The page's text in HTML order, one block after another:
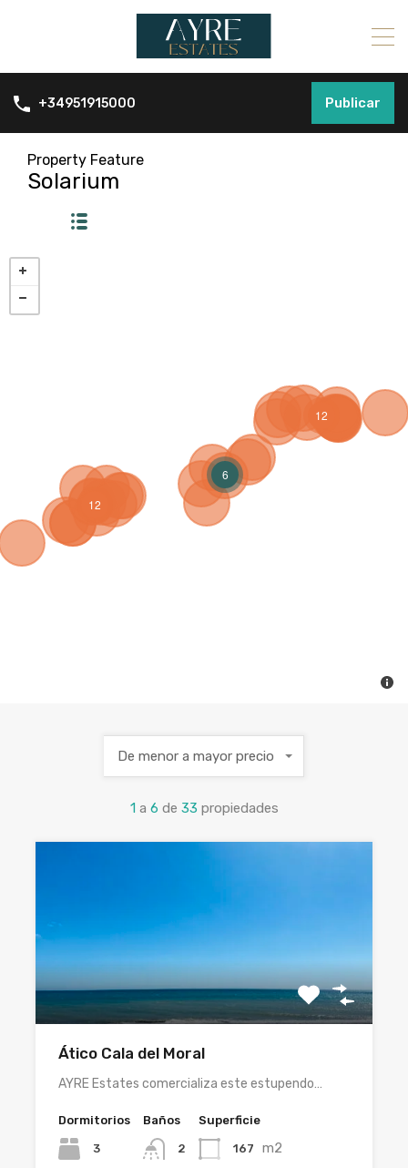
+34951915000 Publicar
Property Feature
Solarium
12
12
6
1 a 6 de 33 propiedades
De menor a mayor precio
Ático Cala del Moral
AYRE Estates comercializa este estupendo…
Dormitorios
3
Baños
2
Superficie
167 m2